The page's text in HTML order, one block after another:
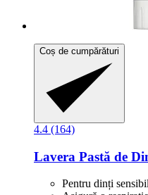
Coș de cumpărături
4.4 (164)
Lavera Pastă de
Pentru dinți